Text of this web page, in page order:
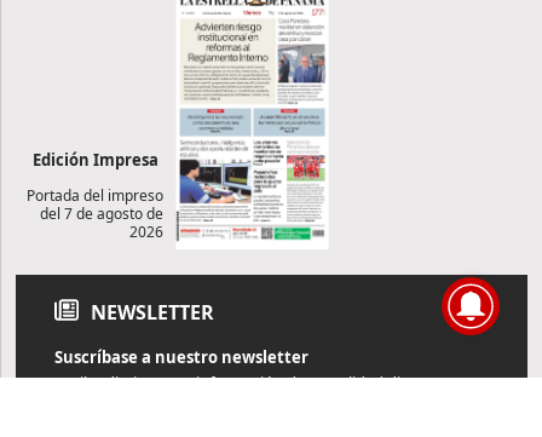
Edición Impresa
Portada del impreso
del 7 de agosto de
2026
NEWSLETTER
Suscríbase a nuestro newsletter
Reciba diariamente información de actualidad directamente en